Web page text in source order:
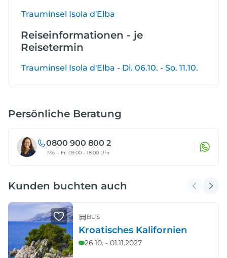
Trauminsel Isola d'Elba
Reiseinformationen - je
Reisetermin
Trauminsel Isola d'Elba - Di. 06.10. - So. 11.10.
Persönliche Beratung
0800 900 800 2
Mo. - Fr. 09:00 - 18:00 Uhr
Kunden buchten auch
BUS
Kroatisches Kalifornien
26.10. - 01.11.2027